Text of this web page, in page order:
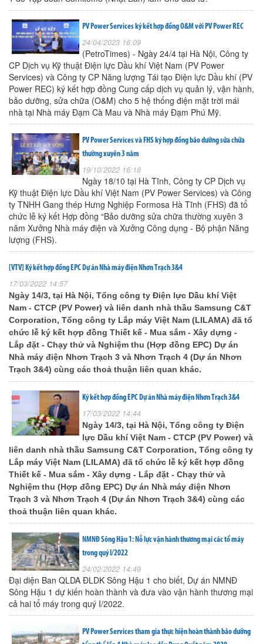
PV Power Services ký kết hợp đồng O&M với PV Power REC
24/04/2023 16:09
(PetroTimes) - Ngày 24/4 tại Hà Nội, Công ty
CP Dịch vụ Kỹ thuật Điện lực Dầu khí Việt Nam (PV Power
Services) và Công ty CP Năng lượng Tái tạo Điện lực Dầu khí (PV
Power REC) ký kết hợp đồng Cung cấp dịch vụ quản lý, vận hành,
bảo dưỡng, sửa chữa (O&M) cho 5 hệ thống điện mặt trời mái
nhà tại Nhà máy Đạm Cà Mau và Nhà máy Đạm Phú Mỹ.
PV Power Services và FHS ký hợp đồng bảo dưỡng sửa chữa
thường xuyên 3 năm
19/10/2022 16:18
Ngày 18/10 tại Hà Tĩnh, Công ty CP Dịch vụ
Kỹ thuật Điện lực Dầu khí Việt Nam (PV Power Services) và Công
ty TNHH Gang thép Hưng Nghiệp Formosa Hà Tĩnh (FHS) đã tổ
chức lễ ký kết Hợp đồng “Bảo dưỡng sửa chữa thường xuyên 3
năm Xưởng Nhà máy điện và Xưởng Công dụng - Bộ phận Năng
lượng (FHS).
[VTV] Ký kết hợp đồng EPC Dự án Nhà máy điện Nhơn Trạch 3&4
17/03/2022 14:57
Ngày 14/3, tại Hà Nội, Tổng công ty Điện lực Dầu khí Việt
Nam - CTCP (PV Power) và liên danh nhà thầu Samsung C&T
Corporation, Tổng công ty Lắp máy Việt Nam (LILAMA) đã tổ
chức lễ ký kết hợp đồng Thiết kế - Mua sắm - Xây dựng -
Lắp đặt - Chạy thử và Nghiệm thu (Hợp đồng EPC) Dự án
Nhà máy điện Nhơn Trạch 3 và Nhơn Trạch 4 (Dự án Nhơn
Trạch 3&4) cùng các thoả thuận liên quan khác.
Ký kết hợp đồng EPC Dự án Nhà máy điện Nhơn Trạch 3&4
17/03/2022 14:44
Ngày 14/3, tại Hà Nội, Tổng công ty Điện
lực Dầu khí Việt Nam - CTCP (PV Power) và
liên danh nhà thầu Samsung C&T Corporation, Tổng công ty
Lắp máy Việt Nam (LILAMA) đã tổ chức lễ ký kết hợp đồng
Thiết kế - Mua sắm - Xây dựng - Lắp đặt - Chạy thử và
Nghiệm thu (Hợp đồng EPC) Dự án Nhà máy điện Nhơn
Trạch 3 và Nhơn Trạch 4 (Dự án Nhơn Trạch 3&4) cùng các
thoả thuận liên quan khác.
NMNĐ Sông Hậu 1: Nỗ lực vận hành thương mại các tổ máy
trong quý I/2022
24/02/2022 14:49
Đại diện Ban QLDA ĐLDK Sông Hậu 1 cho biết, Dự án NMNĐ
Sông Hậu 1 dự kiến hoàn thành và đưa vào vận hành thương mại
cả hai tổ máy trong quý I/2022.
PV Power Services tham gia thực hiện hoàn thành bảo dưỡng